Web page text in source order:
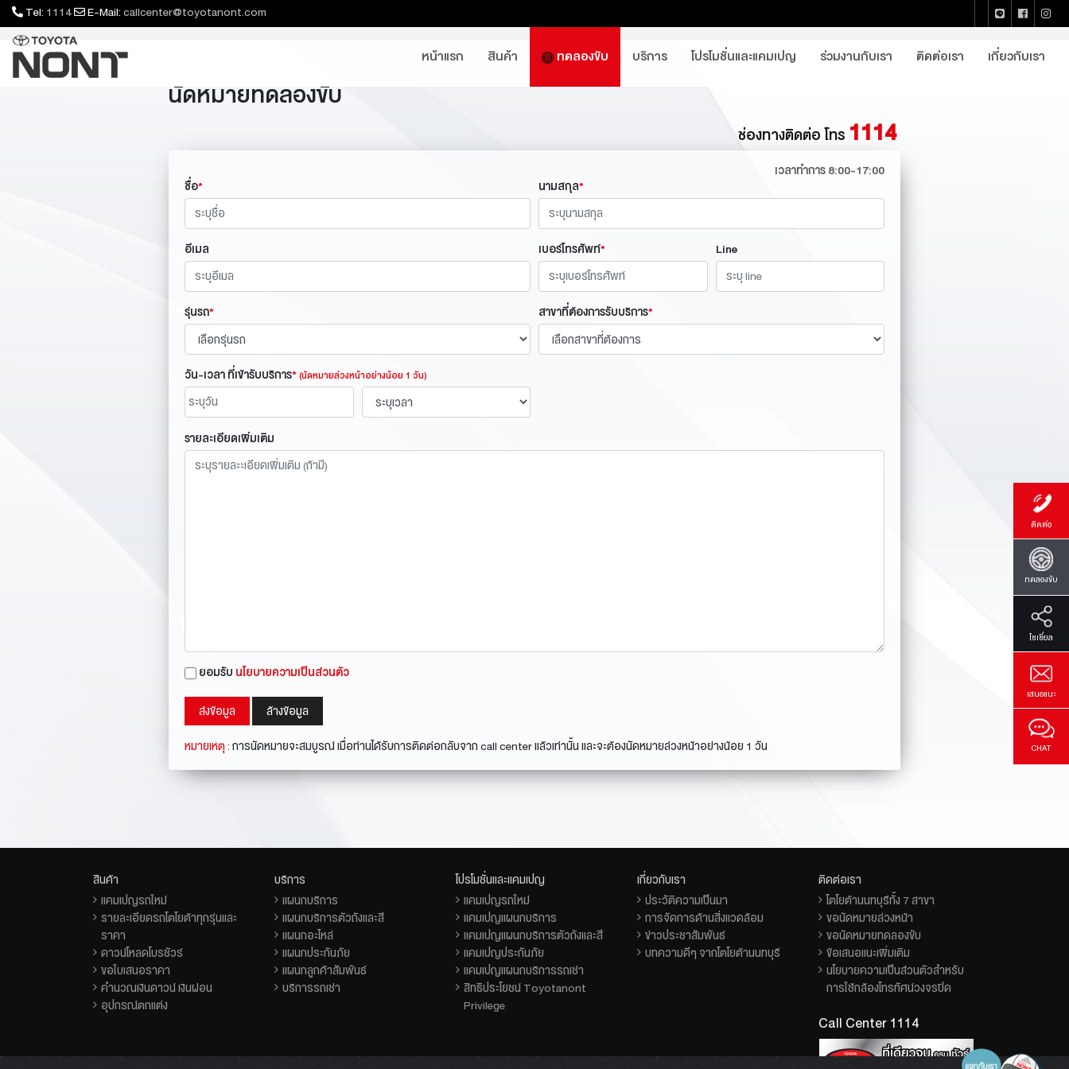
Tel: 1114 E-Mail:callcenter@toyotanont.com
หน้าแรก สินค้า ทดลองขับ บริการ โปรโมชั่นและแคมเปญ ร่วมงานกับเรา ติดต่อเรา เกี่ยวกับเรา
ติดต่อ
ทดลองขับ
โซเซี่ยล
เสนอแนะ
CHAT
นัดหมายทดลองขับ
เวลาทำการ 8:00-17:00
ช่องทางติดต่อ โทร 1114
ชื่อ* นามสกุล*
อีเมล เบอร์โทรศัพท์* Line
รุ่นรถ* สาขาที่ต้องการรับบริการ*
วัน-เวลา ที่เข้ารับบริการ*(นัดหมายล่วงหน้าอย่างน้อย 1 วัน)
รายละเอียดเพิ่มเติม
ยอมรับ นโยบายความเป็นส่วนตัว
หมายเหตุ :การนัดหมายจะสมบูรณ์ เมื่อท่านได้รับการติดต่อกลับจาก call center แล้วเท่านั้น และจะต้องนัดหมายล่วงหน้าอย่างน้อย 1 วัน
สินค้า
แคมเปญรถใหม่
รายละเอียดรถโตโยต้าทุกรุ่นและ
ราคา
ดาวน์โหลดโบรชัวร์
ขอใบเสนอราคา
คำนวณเงินดาวน์ เงินผ่อน
อุปกรณ์ตกแต่ง
บริการ
แผนกบริการ
แผนกบริการตัวถังและสี
แผนกอะไหล่
แผนกประกันภัย
แผนกลูกค้าสัมพันธ์
บริการรถเช่า
โปรโมชั่นและแคมเปญ
แคมเปญรถใหม่
แคมเปญแผนกบริการ
แคมเปญแผนกบริการตัวถังและสี
แคมเปญประกันภัย
แคมเปญแผนกบริการรถเช่า
สิทธิประโยชน์ Toyotanont
Privilege
เกี่ยวกับเรา
ประวัติความเป็นมา
การจัดการด้านสิ่งแวดล้อม
ข่าวประชาสัมพันธ์
บทความดีๆ จากโตโยต้านนทบุรี
ติดต่อเรา
โตโยต้านนทบุรีทั้ง 7 สาขา
ขอนัดหมายล่วงหน้า
ขอนัดหมายทดลองขับ
ข้อเสนอแนะเพิ่มเติม
นโยบายความเป็นส่วนตัวสำหรับ
การใช้กล้องโทรทัศน์วงจรปิด
Call Center 1114